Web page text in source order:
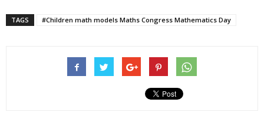
TAGS #Children math models Maths Congress Mathematics Day